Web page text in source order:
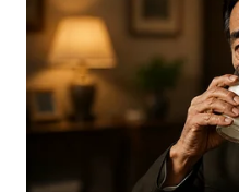
SULSEL
WN
GORONTALO